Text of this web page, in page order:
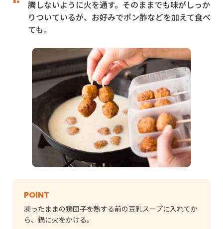
騰しないように火を通す。そのままでも味がしっか
りついているが、お好みでポン酢などを加えて食べ
ても。
POINT
凍ったままの鶏団子を熱する前の豆乳スープに入れてか
ら、鍋に火をかける。